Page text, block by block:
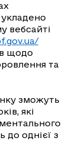
вебсайті
щодо
та
зможуть
які
до однієї з